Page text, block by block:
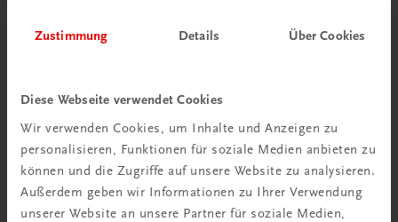
Zustimmung Details Über Cookies
Diese Webseite verwendet Cookies
Wir verwenden Cookies, um Inhalte und Anzeigen zu
personalisieren, Funktionen für soziale Medien anbieten zu
können und die Zugriffe auf unsere Website zu analysieren.
Außerdem geben wir Informationen zu Ihrer Verwendung
unserer Website an unsere Partner für soziale Medien,
Wir sind ein österreichisches Familienunternehmen mit
Begeisterung für unsere Produkte.
mehr erfahren